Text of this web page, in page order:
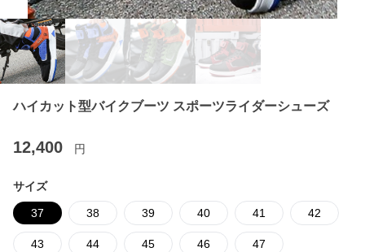
ハイカット型バイクブーツ スポーツライダーシューズ
12,400 円
サイズ
37 38 39 40 41 42
43 44 45 46 47